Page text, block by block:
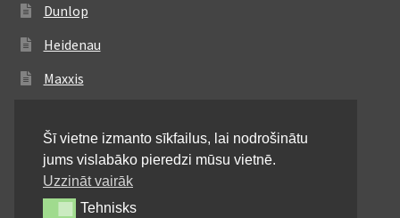
Dunlop
Heidenau
Maxxis
Michelin
Mitas
Pirelli
Šī vietne izmanto sīkfailus, lai nodrošinātu
jums vislabāko pieredzi mūsu vietnē.
Uzzināt vairāk
TehnisksTehnisks